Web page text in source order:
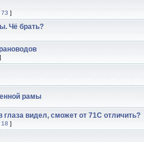
73 ]
Чё брать?
]
рамы
глаза видел, сможет от 71С отличить?
18 ]